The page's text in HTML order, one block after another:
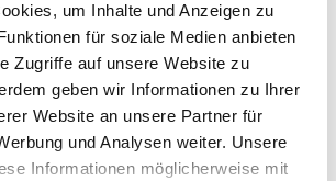
um Inhalte und Anzeigen zu
für soziale Medien anbieten
Zugriffe auf unsere Website zu
geben wir Informationen zu Ihrer
Website an unsere Partner für
und Analysen weiter. Unsere
Informationen möglicherweise mit
(Sandwirt) in St. Leonhard.
01.04.2026 - 01.11.2026
Mo Di Mi Do Fr Sa
So